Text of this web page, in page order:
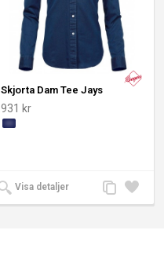
Skjorta Dam Tee Jays
931 kr
Visa detaljer
Lägg
till i
Lägg
till